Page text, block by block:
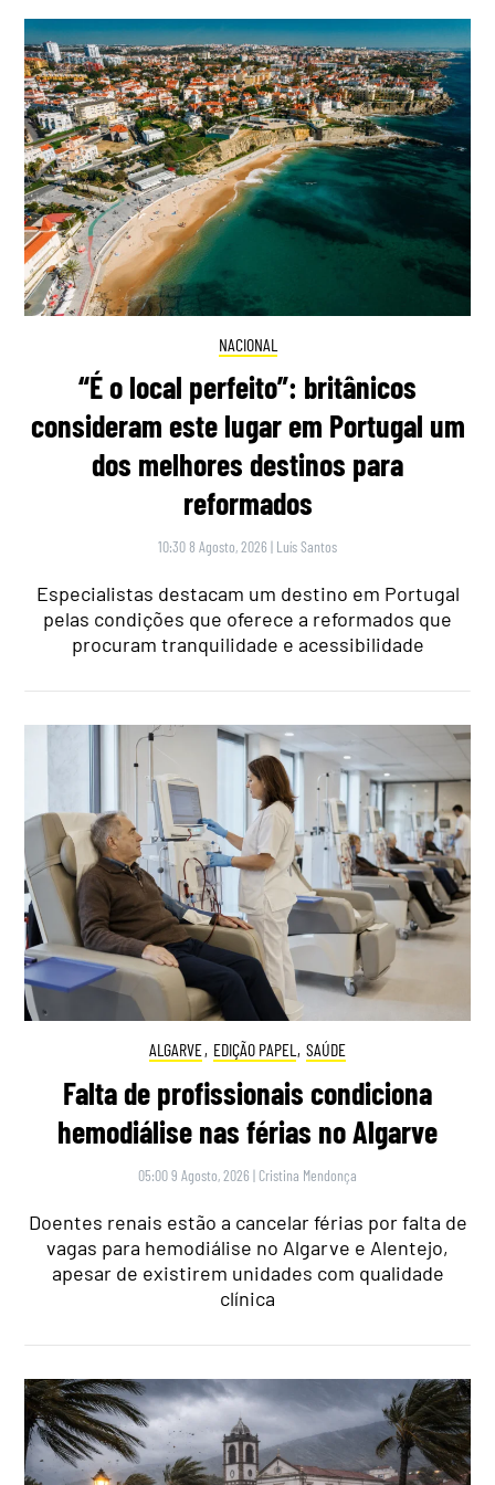
NACIONAL
“É o local perfeito”: britânicos
consideram este lugar em Portugal um
dos melhores destinos para
reformados
10:30 8 Agosto, 2026 | Luís Santos
Especialistas destacam um destino em Portugal
pelas condições que oferece a reformados que
procuram tranquilidade e acessibilidade
ALGARVE, EDIÇÃO PAPEL , SAÚDE
Falta de profissionais condiciona
hemodiálise nas férias no Algarve
05:00 9 Agosto, 2026 | Cristina Mendonça
Doentes renais estão a cancelar férias por falta de
vagas para hemodiálise no Algarve e Alentejo,
apesar de existirem unidades com qualidade
clínica